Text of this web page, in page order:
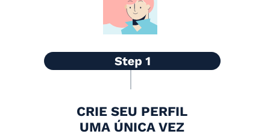
CRIE SEU PERFIL
UMA ÚNICA VEZ